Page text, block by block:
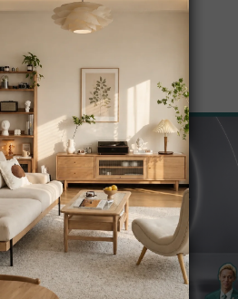
ートハンガー